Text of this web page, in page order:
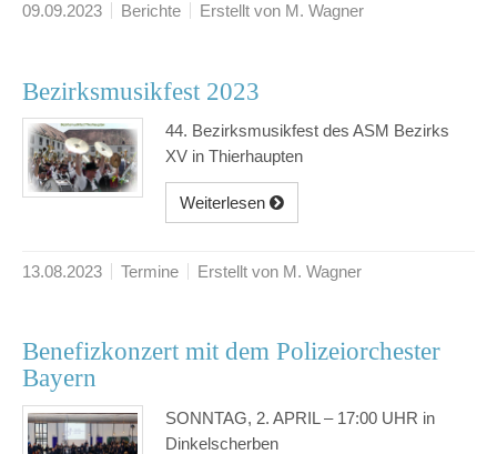
09.09.2023 Berichte Erstellt von M. Wagner
Bezirksmusikfest 2023
44. Bezirksmusikfest des ASM Bezirks
XV in Thierhaupten
Weiterlesen
13.08.2023 Termine Erstellt von M. Wagner
Benefizkonzert mit dem Polizeiorchester
Bayern
SONNTAG, 2. APRIL – 17:00 UHR in
Dinkelscherben